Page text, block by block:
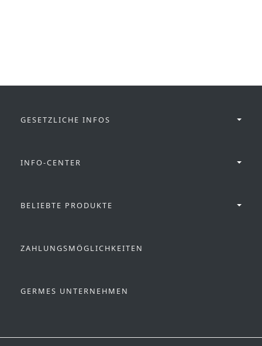
GESETZLICHE INFOS
INFO-CENTER
BELIEBTE PRODUKTE
ZAHLUNGSMÖGLICHKEITEN
GERMES UNTERNEHMEN